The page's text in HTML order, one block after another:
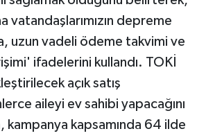
vatandaşlarımızın depreme
uzun vadeli ödeme takvimi ve
ifadelerini kullandı. TOKİ
açık satış
aileyi ev sahibi yapacağını
kampanya kapsamında 64 ilde